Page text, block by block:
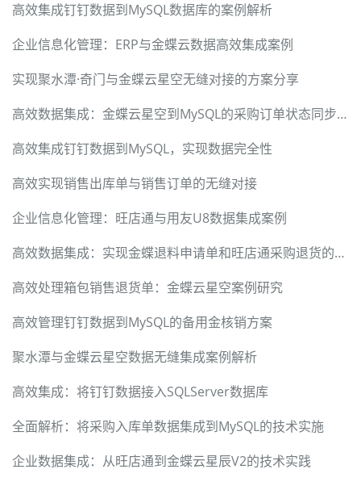
高效集成钉钉数据到MySQL数据库的案例解析
企业信息化管理：ERP与金蝶云数据高效集成案例
实现聚水潭·奇门与金蝶云星空无缝对接的方案分享
高效数据集成：金蝶云星空到MySQL的采购订单状态同步方案
高效集成钉钉数据到MySQL，实现数据完全性
高效实现销售出库单与销售订单的无缝对接
企业信息化管理：旺店通与用友U8数据集成案例
高效数据集成：实现金蝶退料申请单和旺店通采购退货的无缝对接
高效处理箱包销售退货单：金蝶云星空案例研究
高效管理钉钉数据到MySQL的备用金核销方案
聚水潭与金蝶云星空数据无缝集成案例解析
高效集成：将钉钉数据接入SQLServer数据库
全面解析：将采购入库单数据集成到MySQL的技术实施
企业数据集成：从旺店通到金蝶云星辰V2的技术实践